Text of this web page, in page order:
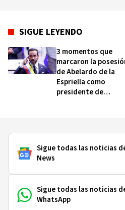
SIGUE LEYENDO
3 momentos que
marcaron la
de Abelardo de la
Espriella como
presidente de
Sigue todas las noticias
News
Sigue todas las noticias
WhatsApp